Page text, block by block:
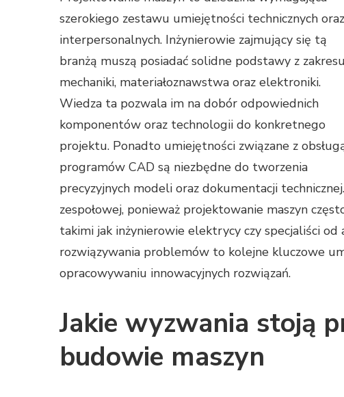
szerokiego zestawu umiejętności technicznych oraz
interpersonalnych. Inżynierowie zajmujący się tą
branżą muszą posiadać solidne podstawy z zakresu
mechaniki, materiałoznawstwa oraz elektroniki.
Wiedza ta pozwala im na dobór odpowiednich
komponentów oraz technologii do konkretnego
projektu. Ponadto umiejętności związane z
programów CAD są niezbędne do tworzenia
precyzyjnych modeli oraz dokumentacji
zespołowej, ponieważ projektowanie maszyn
takimi jak inżynierowie elektrycy czy specjaliści
rozwiązywania problemów to kolejne kluczowe
opracowywaniu innowacyjnych rozwiązań.
Jakie wyzwania stoją
budowie maszyn